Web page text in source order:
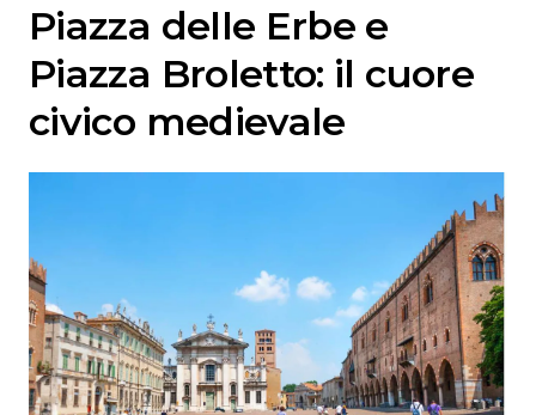
Piazza delle Erbe e
Piazza Broletto: il cuore
civico medievale